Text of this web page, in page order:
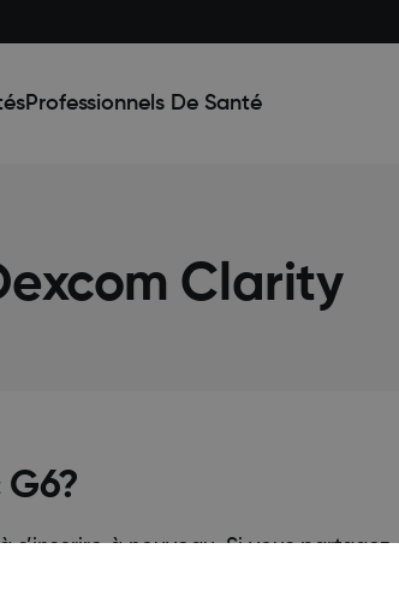
Professionnels De Santé
Clarity
à nouveau. Si vous